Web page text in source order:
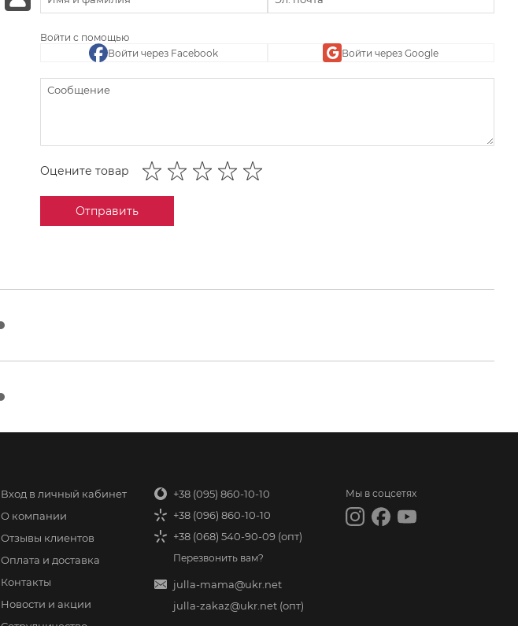
Войти с помощью
Войти через Facebook
Войти через Google
Оцените товар
Отправить
Вход в личный кабинет
О компании
Отзывы клиентов
Оплата и доставка
Контакты
Новости и акции
+38 (095) 860-10-10
+38 (096) 860-10-10
+38 (068) 540-90-09 (опт)
Перезвонить вам?
julla-mama@ukr.net
julla-zakaz@ukr.net (опт)
Мы в соцсетях